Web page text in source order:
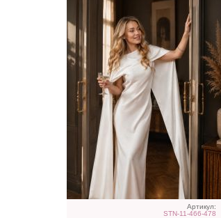
Артикул:
STN-11-466-478
Атласное длинное платье
на бретелях в белом цвете